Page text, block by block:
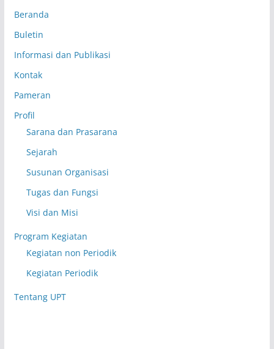
Beranda
Buletin
Informasi dan Publikasi
Kontak
Pameran
Profil
Sarana dan Prasarana
Sejarah
Susunan Organisasi
Tugas dan Fungsi
Visi dan Misi
Program Kegiatan
Kegiatan non Periodik
Kegiatan Periodik
Tentang UPT